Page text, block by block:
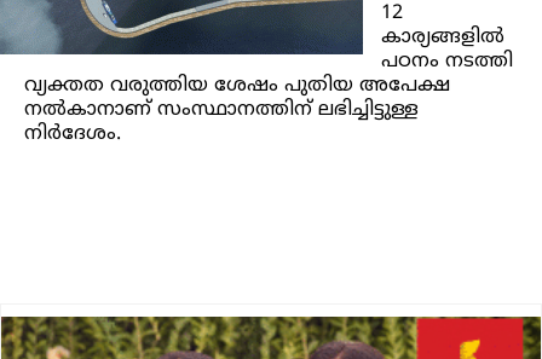
12
കാര്യങ്ങളില്‍
പഠനം നടത്തി
വ്യക്തത വരുത്തിയ ശേഷം പുതിയ അപേക്ഷ
നല്‍കാനാണ് സംസ്ഥാനത്തിന് ലഭിച്ചിട്ടുള്ള
നിര്‍ദേശം.